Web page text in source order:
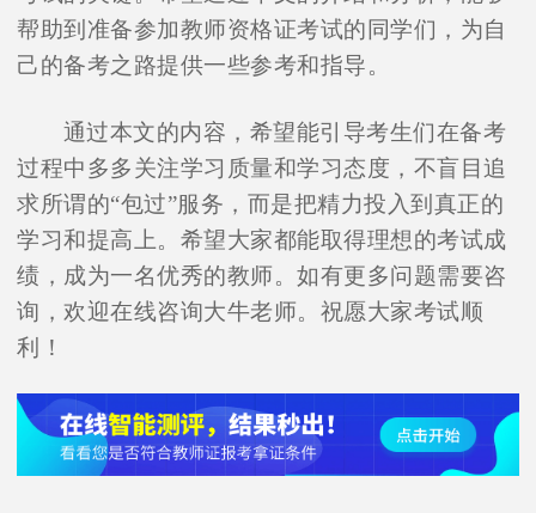
帮助到准备参加教师资格证考试的同学们，为自
己的备考之路提供一些参考和指导。
通过本文的内容，希望能引导考生们在备考
过程中多多关注学习质量和学习态度，不盲目追
求所谓的“包过”服务，而是把精力投入到真正的
学习和提高上。希望大家都能取得理想的考试成
绩，成为一名优秀的教师。如有更多问题需要咨
询，欢迎在线咨询大牛老师。祝愿大家考试顺
利！